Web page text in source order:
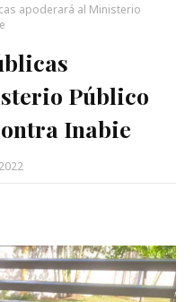
apoderará al Ministerio
Público
Inabie